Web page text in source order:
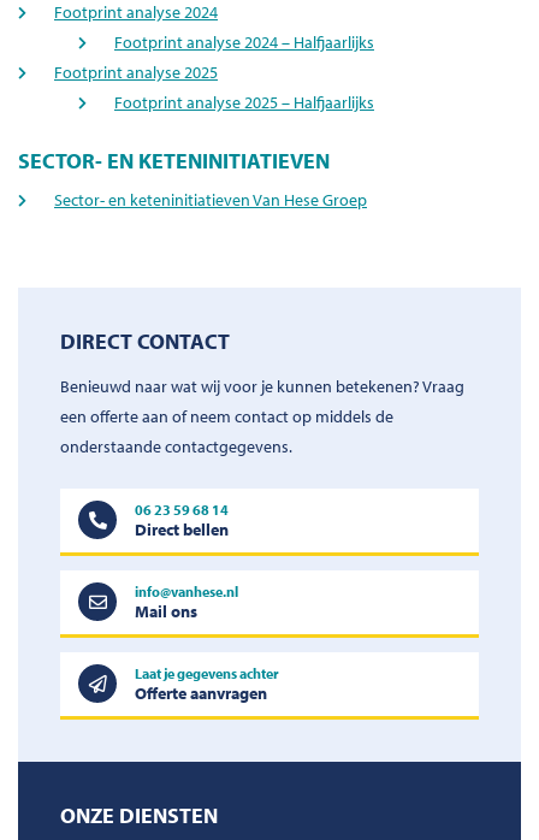
Footprint analyse 2024
Footprint analyse 2024 – Halfjaarlijks
Footprint analyse 2025
Footprint analyse 2025 – Halfjaarlijks
SECTOR- EN KETENINITIATIEVEN
Sector- en keteninitiatieven​ Van Hese Groep
DIRECT CONTACT
Benieuwd naar wat wij voor je kunnen betekenen? Vraag
een offerte aan of neem contact op middels de
onderstaande contactgegevens.
06 23 59 68 14
Direct bellen
info@vanhese.nl
Mail ons
Laat je gegevens achter
Offerte aanvragen
ONZE DIENSTEN